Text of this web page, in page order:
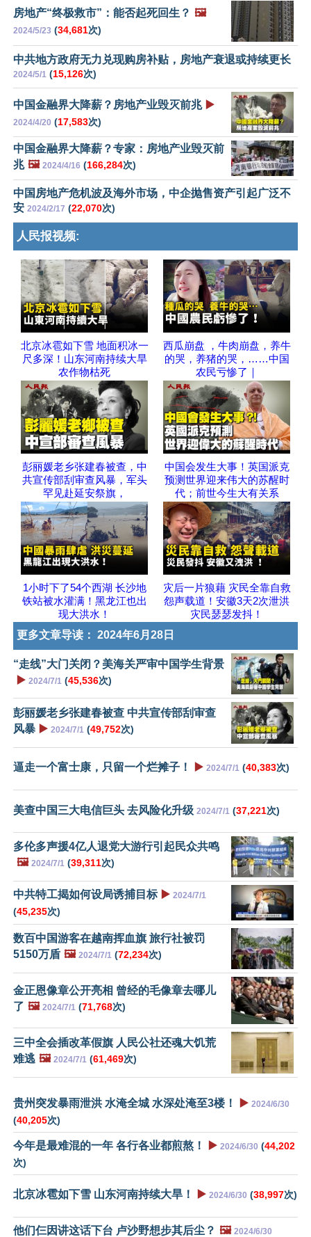
房地产“终极救市”：能否起死回生？ 🖼️
2024/5/23 (34,681次)
中共地方政府无力兑现购房补贴，房地产衰退或持续更长
2024/5/1 (15,126次)
中国金融界大降薪？房地产业毁灭前兆 ▶️
2024/4/20 (17,583次)
中国金融界大降薪？专家：房地产业毁灭前
兆 🖼️ 2024/4/16 (166,284次)
中国房地产危机波及海外市场，中企抛售资产引起广泛不
安 2024/2/17 (22,070次)
人民报视频:
北京冰雹如下雪 地面积冰一
尺多深！山东河南持续大旱
农作物枯死
西瓜崩盘 ，牛肉崩盘，养牛
的哭，养猪的哭，……中国
农民亏惨了｜
彭丽媛老乡张建春被查，中
共宣传部刮审查风暴，军头
罕见赴延安祭旗，
中国会发生大事！英国派克
预测世界迎来伟大的苏醒时
代；前世今生大有关系
1小时下了54个西湖 长沙地
铁站被水灌满！黑龙江也出
现大洪水！
灾后一片狼藉 灾民全靠自救
怨声载道！安徽3天2次泄洪
灾民瑟瑟发抖！
更多文章导读： 2024年6月28日
“走线”大门关闭？美海关严审中国学生背景
▶️ 2024/7/1 (45,536次)
彭丽媛老乡张建春被查 中共宣传部刮审查
风暴 ▶️ 2024/7/1 (49,752次)
逼走一个富士康，只留一个烂摊子！ ▶️ 2024/7/1 (40,383次)
美查中国三大电信巨头 去风险化升级 2024/7/1 (37,221次)
多伦多声援4亿人退党大游行引起民众共鸣
🖼️ 2024/7/1 (39,311次)
中共特工揭如何设局诱捕目标 ▶️ 2024/7/1
(45,235次)
数百中国游客在越南挥血旗 旅行社被罚
5150万盾 🖼️ 2024/7/1 (72,234次)
金正恩像章公开亮相 曾经的毛像章去哪儿
了 🖼️ 2024/7/1 (71,768次)
三中全会插改革假旗 人民公社还魂大饥荒
难逃 🖼️ 2024/7/1 (61,469次)
贵州突发暴雨泄洪 水淹全城 水深处淹至3楼！ ▶️ 2024/6/30
(40,205次)
今年是最难混的一年 各行各业都煎熬！ ▶️ 2024/6/30 (44,202
次)
北京冰雹如下雪 山东河南持续大旱！ ▶️ 2024/6/30 (38,997次)
他们仨因讲这话下台 卢沙野想步其后尘？ 🖼️ 2024/6/30